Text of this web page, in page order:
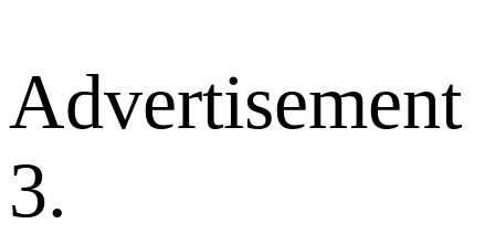
Advertisement
3.